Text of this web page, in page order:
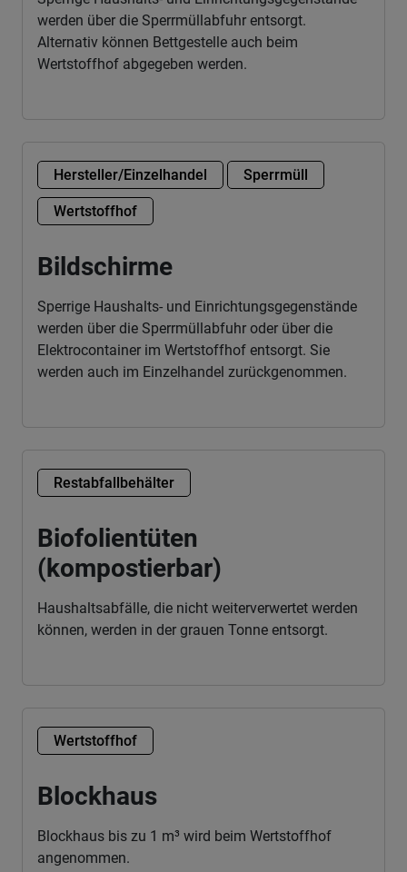
werden über die Sperrmüllabfuhr entsorgt.
Alternativ können Bettgestelle auch beim
Wertstoffhof abgegeben werden.
Hersteller/Einzelhandel Sperrmüll
Wertstoffhof
Bildschirme
Sperrige Haushalts- und Einrichtungsgegenstände
werden über die Sperrmüllabfuhr oder über die
Elektrocontainer im Wertstoffhof entsorgt. Sie
werden auch im Einzelhandel zurückgenommen.
Restabfallbehälter
Biofolientüten
(kompostierbar)
Haushaltsabfälle, die nicht weiterverwertet werden
können, werden in der grauen Tonne entsorgt.
Wertstoffhof
Blockhaus
Blockhaus bis zu 1 m³ wird beim Wertstoffhof
angenommen.